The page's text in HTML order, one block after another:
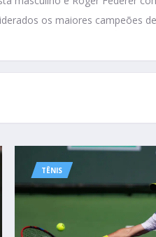
os maiores campeões
TÊNIS